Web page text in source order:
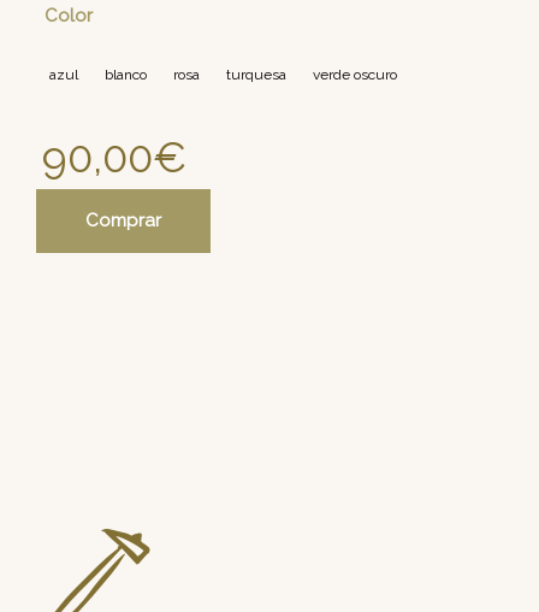
Color
azul blanco rosa turquesa verde oscuro
90,00€
Comprar